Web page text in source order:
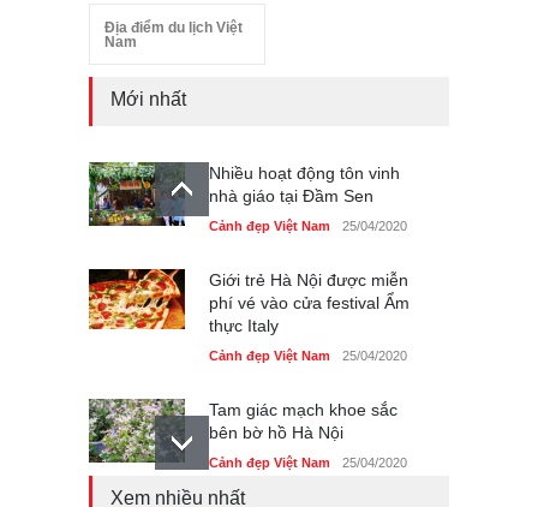
Địa điểm du lịch Việt
Nam
Mới nhất
Giới trẻ Hà Nội được miễn
phí vé vào cửa festival Ẩm
thực Italy
Tam giác mạch khoe sắc
bên bờ hồ Hà Nội
Cảnh đẹp Việt Nam 25/04/2020
Bán đảo Sơn Trà sẽ là khu
du lịch quốc gia
Cảnh đẹp Việt Nam 24/04/2020
Xem nhiều nhất